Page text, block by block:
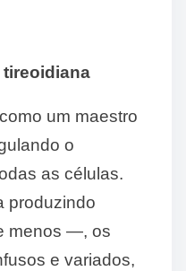
tireoidiana
um maestro
o
as células.
produzindo
menos —, os
e variados,